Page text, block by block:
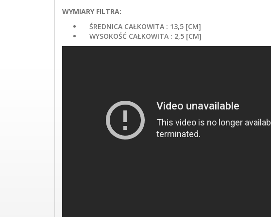
WYMIARY FILTRA:
ŚREDNICA CAŁKOWITA : 13,5 [CM]
WYSOKOŚĆ CAŁKOWITA : 2,5 [CM]